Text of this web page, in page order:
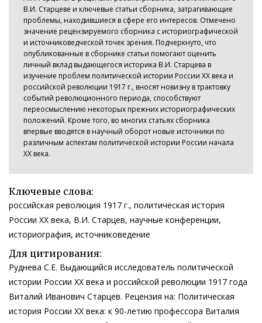
В.И. Старцеве и ключевые статьи сборника, затрагивающие
проблемы, находившиеся в сфере его интересов. Отмечено
значение рецензируемого сборника с историографической
и источниковедческой точек зрения. Подчеркнуто, что
опубликованные в сборнике статьи помогают оценить
личный вклад выдающегося историка В.И. Старцева в
изучение проблем политической истории России XX века и
российской революции 1917 г., вносят новизну в трактовку
событий революционного периода, способствуют
переосмыслению некоторых прежних историографических
положений. Кроме того, во многих статьях сборника
впервые вводятся в научный оборот новые источники по
различным аспектам политической истории России начала
XX века.
Ключевые слова:
российская революция 1917 г., политическая история
России XX века, В.И. Старцев, научные конференции,
историография, источниковедение
Для цитирования:
Руднева С.Е. Выдающийся исследователь политической
истории России XX века и российской революции 1917 года
Виталий Иванович Старцев. Рецензия на: Политическая
история России XX века: к 90-летию профессора Виталия